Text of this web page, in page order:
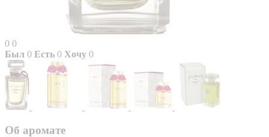
0 0
Был 0 Есть 0 Хочу 0
Об аромате